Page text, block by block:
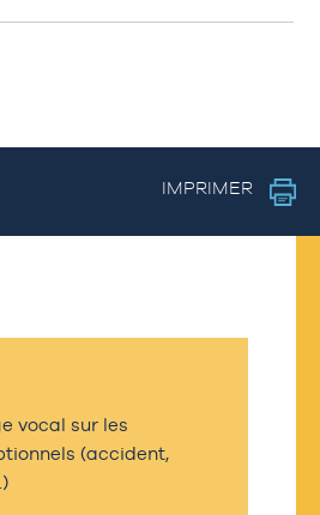
IMPRIMER
vocal sur les
(accident,